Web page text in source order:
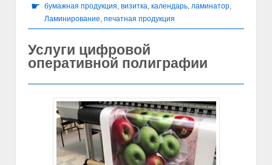
☛ бумажная продукция, визитка, календарь, ламинатор,
Ламинирование, печатная продукция
Услуги цифровой
оперативной полиграфии